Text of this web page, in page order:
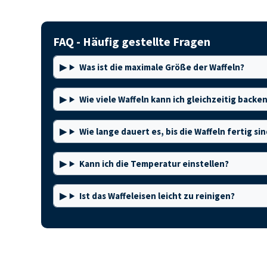
FAQ - Häufig gestellte Fragen
Was ist die maximale Größe der Waffeln?
Wie viele Waffeln kann ich gleichzeitig
Wie lange dauert es, bis die Waffeln fertig
Kann ich die Temperatur einstellen?
Ist das Waffeleisen leicht zu reinigen?